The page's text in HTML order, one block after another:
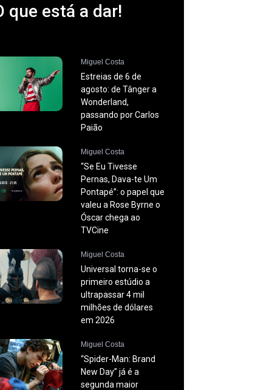
que está a dar!
Miguel Costa
Estreias de 6 de
agosto: de Tânger a
Wonderland,
passando por Carlos
Paião
Miguel Costa
“Se Eu Tivesse
Pernas, Dava-te Um
Pontapé”: o papel que
valeu a Rose Byrne o
Óscar chega ao
TVCine
Miguel Costa
Universal torna-se o
primeiro estúdio a
ultrapassar 4 mil
milhões de dólares
em 2026
Miguel Costa
“Spider-Man: Brand
New Day” já é a
segunda maior